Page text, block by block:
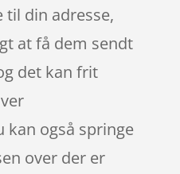
til din adresse,
at få dem sendt
det kan frit
kan også springe
over der er